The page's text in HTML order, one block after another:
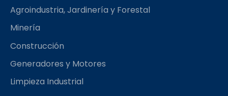
o
k
r
Agroindustria, Jardinería y Forestal
Minería
Construcción
Generadores y Motores
Limpieza Industrial